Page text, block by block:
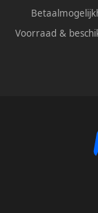
Voorraad &